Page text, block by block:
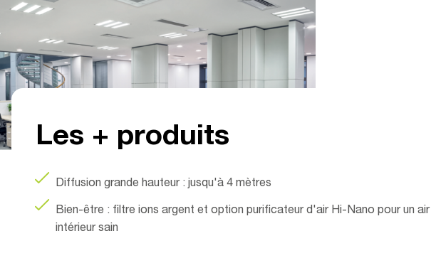
Les + produits
Diffusion grande hauteur : jusqu'à 4 mètres
Bien-être : filtre ions argent et option purificateur d'air Hi-Nano pour un air
intérieur sain